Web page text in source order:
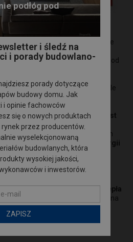
termiczną budynku, aby
Wybierając ekologiczne
którym zmniejszy się koszt
temperaturowy niezależnie od
uzyska się optymalny
daje poczucie bezpieczeństwa, ale
powinien również sprzyjać
się jednak nie stanie, jeżeli nie
cieplnej. Jej zadaniem jest
warunkami
w przegrodach zewnętrznych
pozwala ograniczyć zużycie energii
lub klimatyzacji, ale wpływa
mikroklimat.
najlepiej kierować się
efektywności energetycznej,
można ograniczyć straty ciepła
Warto także zwrócić uwagę na
na zdrowie.
KOMFORTOWO
podłóg pod
i śledź na
i porady budowlano-
porady dotyczące
budowy domu. Jak
i opinie fachowców
się o nowych produktach
przez producentów.
wyselekcjonowaną
budowlanych, która
wysokiej jakości,
i inwestorów.
ZAPISZ